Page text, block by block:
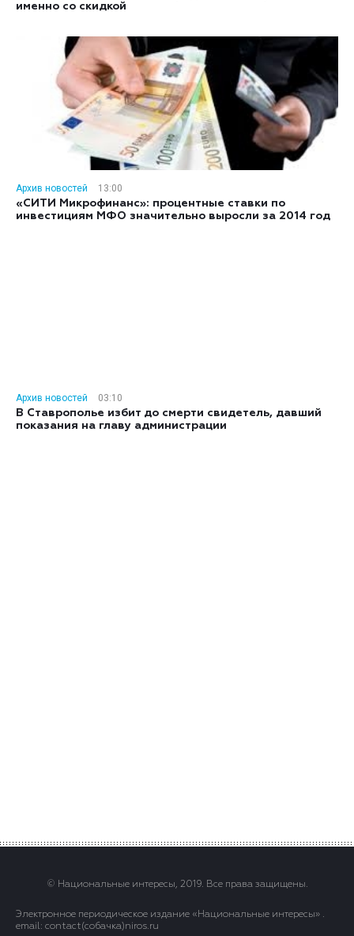
именно со скидкой
Архив новостей
13:00
«СИТИ Микрофинанс»: процентные ставки по
инвестициям МФО значительно выросли за 2014 год
Архив новостей
03:10
В Ставрополье избит до смерти свидетель, давший
показания на главу администрации
© Национальные интересы, 2019. Все права защищены.
Электронное периодическое издание «Национальные интересы» .
email: contact(сoбaчка)niros.ru